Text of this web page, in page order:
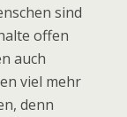
sind
offen
auch
viel mehr
denn